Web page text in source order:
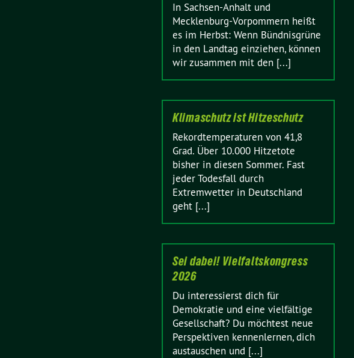
In Sachsen-Anhalt und
Mecklenburg-Vorpommern heißt
es im Herbst: Wenn Bündnisgrüne
in den Landtag einziehen, können
wir zusammen mit den [...]
Klimaschutz ist Hitzeschutz
Rekordtemperaturen von 41,8
Grad. Über 10.000 Hitzetote
bisher in diesen Sommer. Fast
jeder Todesfall durch
Extremwetter in Deutschland
geht [...]
Sei dabei! Vielfaltskongress
2026
Du interessierst dich für
Demokratie und eine vielfältige
Gesellschaft? Du möchtest neue
Perspektiven kennenlernen, dich
austauschen und [...]